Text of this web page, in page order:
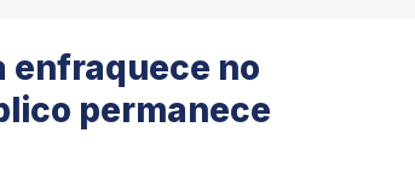
enfraquece no
permanece